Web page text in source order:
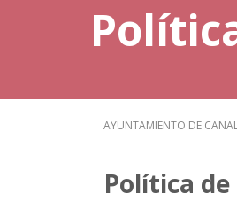
AYUNTAMIENTO DE
Política